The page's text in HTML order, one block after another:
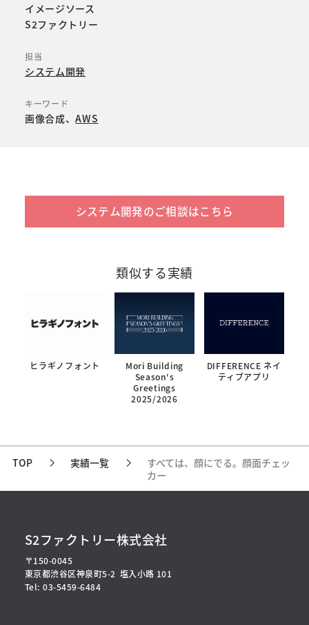
イメージソース
S2ファクトリー
担当
システム開発
キーワード
画像合成 AWS
システム開発のご相談はこちら
類似する実績
ヒラギノフォント
Mori Building
Season's
Greetings
2025/2026
DIFFERENCE ネイ
ティブアプリ
TOP 実績一覧
すべては、顔にでる。顔面チェッ
カー
S2ファクトリー株式会社
〒150-0045
東京都渋谷区神泉町5-2 塩入小路 101
Tel: 03-5459-6484